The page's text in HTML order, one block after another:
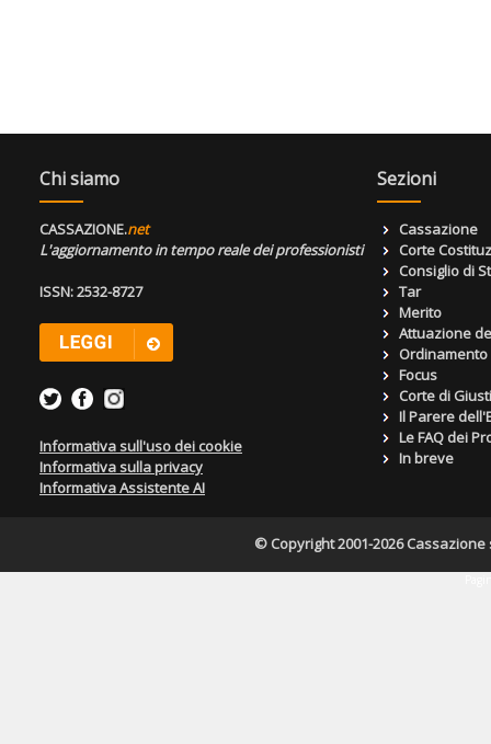
Chi siamo
CASSAZIONE.net
L'aggiornamento in tempo reale dei professionisti
ISSN: 2532-8727
Informativa sull'uso dei cookie
Informativa sulla privacy
Informativa Assistente AI
Sezioni
Cassazione
Corte
Consiglio di
Tar
Merito
Attuazione
Focus
Corte di
Il Parere
Le FAQ dei
In breve
© Copyright 2001-2026 Cassazione